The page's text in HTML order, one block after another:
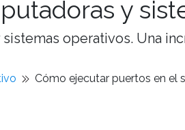
y
operativos. Una
Cómo ejecutar puertos en el